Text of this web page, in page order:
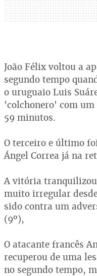
João Félix voltou a
segundo tempo
o uruguaio Luis
'colchonero' com
59 minutos.
O terceiro e último
Ángel Correa já na
A vitória tranquilizou
muito irregular
sido contra um
(9º),
O atacante francês
recuperou de uma
no segundo tempo,